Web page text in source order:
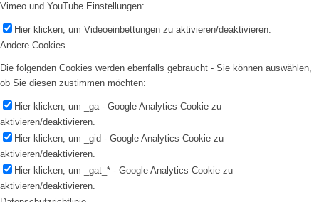
Vimeo und YouTube Einstellungen:
Hier klicken, um Videoeinbettungen zu aktivieren/deaktivieren.
Andere Cookies
Die folgenden Cookies werden ebenfalls gebraucht - Sie können auswählen,
ob Sie diesen zustimmen möchten:
Hier klicken, um _ga - Google Analytics Cookie zu
aktivieren/deaktivieren.
Hier klicken, um _gid - Google Analytics Cookie zu
aktivieren/deaktivieren.
Hier klicken, um _gat_* - Google Analytics Cookie zu
aktivieren/deaktivieren.